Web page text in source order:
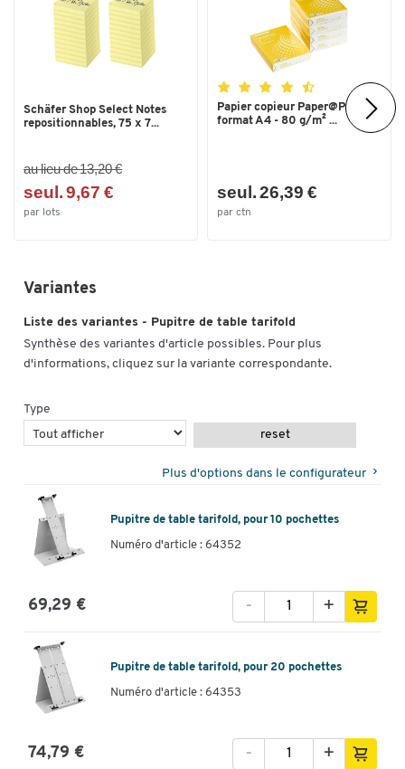
Schäfer Shop Select Notes
repositionnables, 75 x 7...
au lieu de 13,20 €
seul. 9,67 €
par lots
Papier copieur Paper@Print -
format A4 - 80 g/m² ...
seul. 26,39 €
par ctn
Variantes
Liste des variantes - Pupitre de table tarifold
Synthèse des variantes d'article possibles. Pour plus
d'informations, cliquez sur la variante correspondante.
Type
reset
Plus d'options dans le configurateur
Pupitre de table tarifold, pour 10 pochettes
Numéro d'article : 64352
69,29 € +
-
Pupitre de table tarifold, pour 20 pochettes
Numéro d'article : 64353
74,79 € +
-
Toucher deux fois pour zoomer